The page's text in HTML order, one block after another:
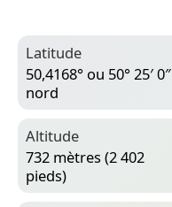
Latitude
50,4168° ou 50° 25′ 0″
nord
Altitude
732 mètres (2 402
pieds)